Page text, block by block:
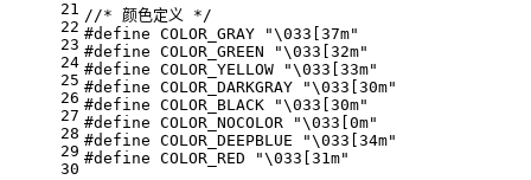
21
22
23
24
25
26
27
28
29
30
//* 颜色定义 */
#define COLOR_GRAY
"\033[37m"
#define COLOR_GREEN
"\033[32m"
#define COLOR_YELLOW
"\033[33m"
#define COLOR_DARKGRAY
"\033[30m"
#define COLOR_BLACK
"\033[30m"
#define COLOR_NOCOLOR
"\033[0m"
#define COLOR_DEEPBLUE
"\033[34m"
#define COLOR_RED "\033[31m"